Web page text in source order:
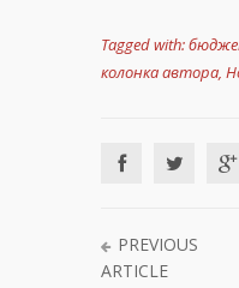
Tagged with:
колонка автора,
PREVIOUS
ARTICLE